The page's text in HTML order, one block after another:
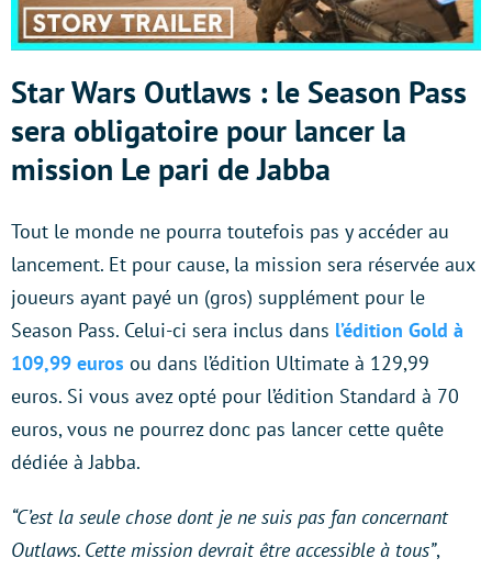
Star Wars Outlaws : le Season Pass
sera obligatoire pour lancer la
mission Le pari de Jabba
Tout le monde ne pourra toutefois pas y accéder au
lancement. Et pour cause, la mission sera réservée aux
joueurs ayant payé un (gros) supplément pour le
Season Pass. Celui-ci sera inclus dans l’édition Gold à
109,99 euros ou dans l’édition Ultimate à 129,99
euros. Si vous avez opté pour l’édition Standard à 70
euros, vous ne pourrez donc pas lancer cette quête
dédiée à Jabba.
“C’est la seule chose dont je ne suis pas fan concernant
Outlaws. Cette mission devrait être accessible à tous”,